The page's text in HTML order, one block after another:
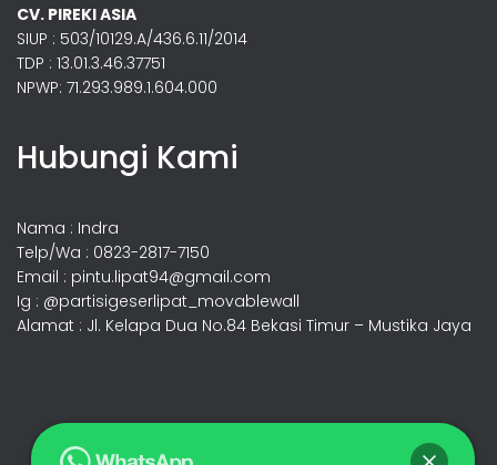
CV. PIREKI ASIA
SIUP : 503/10129.A/436.6.11/2014
TDP : 13.01.3.46.37751
NPWP: 71.293.989.1.604.000
Hubungi Kami
Nama : Indra
Telp/Wa : 0823-2817-7150
Email : pintu.lipat94@gmail.com
Ig : @partisigeserlipat_movablewall
Alamat : Jl. Kelapa Dua No.84 Bekasi Timur – Mustika Jaya